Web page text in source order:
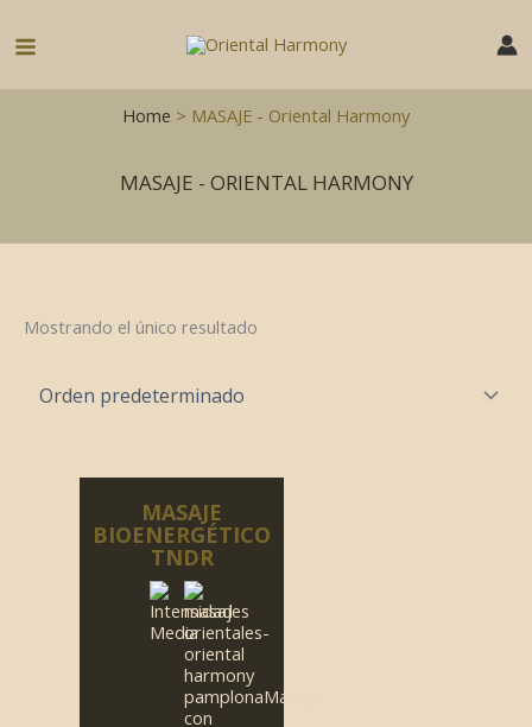
Main
Home > MASAJE - Oriental Harmony
MASAJE - ORIENTAL HARMONY
Mostrando el único resultado
MASAJE
BIOENERGÉTICO
TNDR